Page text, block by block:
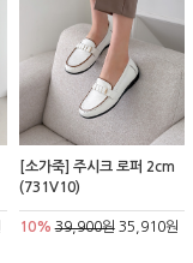
[소가죽] 주시크 로퍼 2cm
(731V10)
10% 39,900원35,910원